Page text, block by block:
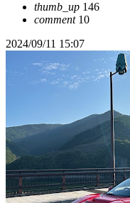
thumb_up 146
comment10
2024/09/11 15:07